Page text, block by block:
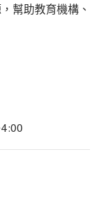
幫助教育機構、